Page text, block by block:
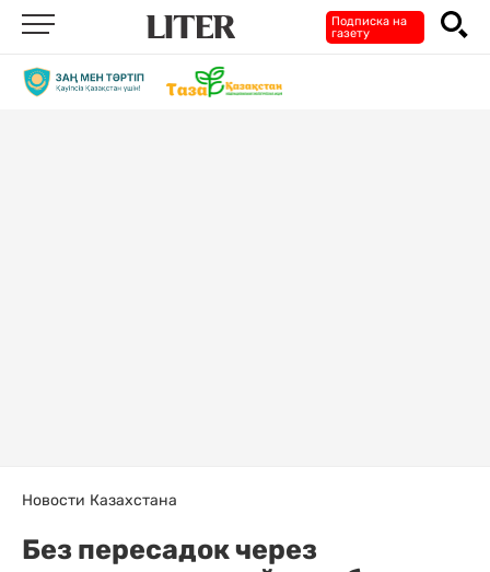
Подписка на
газету
Новости Казахстана
Без пересадок через